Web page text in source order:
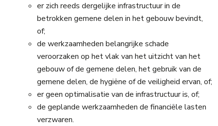
er zich reeds dergelijke infrastructuur in de
betrokken gemene delen in het gebouw bevindt,
of;
de werkzaamheden belangrijke schade
veroorzaken op het vlak van het uitzicht van het
gebouw of de gemene delen, het gebruik van de
gemene delen, de hygiëne of de veiligheid ervan, of;
er geen optimalisatie van de infrastructuur is, of;
de geplande werkzaamheden de financiële lasten
verzwaren.